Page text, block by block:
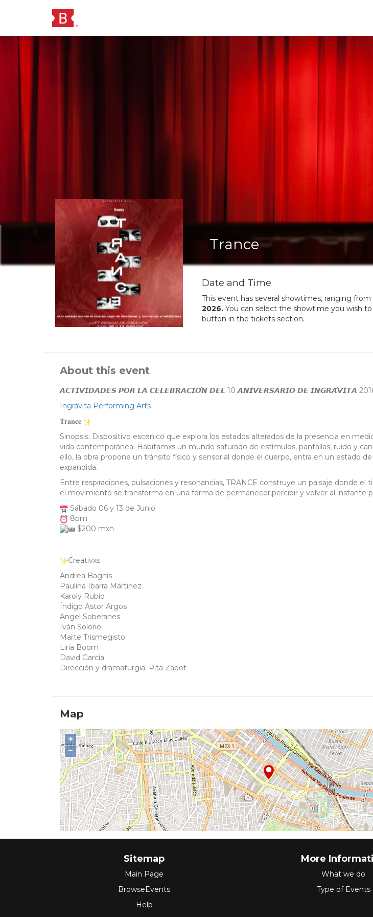
Trance
Date and Time
This event has several showtimes, ranging from
2026.You can select the showtime you wish
button in the tickets section.
About this event
𝘼𝘾𝙏𝙄𝙑𝙄𝘿𝘼𝘿𝙀𝙎 𝙋𝙊𝙍 𝙇𝘼 𝘾𝙀𝙇𝙀𝘽𝙍𝘼𝘾𝙄𝙊́𝙉 𝘿𝙀𝙇 10 𝘼𝙉𝙄𝙑𝙀𝙍𝙎𝘼𝙍𝙄𝙊 𝘿𝙀 𝙄𝙉𝙂𝙍𝘼́𝙑𝙄𝙏𝘼
Ingrávita Performing Arts
𝐓𝐫𝐚𝐧𝐜𝐞
Sinopsis: Dispositivo escénico que explora los estados alterados de la presencia en
vida contemporánea. Habitamxs un mundo saturado de estímulos, pantallas, ruido y
ello, la obra propone un tránsito físico y sensorial donde el cuerpo, entra en un estado
expandida.
Entre respiraciones, pulsaciones y resonancias, TRANCE construye un paisaje donde el
el movimiento se transforma en una forma de permanecer,percibir y volver al instante
Sábado 06 y 13 de Junio
8pm
$200 mxn
Creativxs
Andrea Bagnis
Paulina Ibarra Martinez
Karoly Rubio
Índigo Astor Argos
Angel Soberanes
Iván Solorio
Marte Trismegisto
Liria Boom
David García
Dirección y dramaturgia: Pita Zapot
Map
+
−
Sitemap
Main Page
BrowseEvents
Help
More
What we do
Type of Events